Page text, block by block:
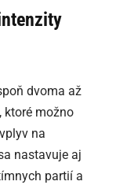
dvoma až
ktoré možno
na
nastavuje aj
partií a